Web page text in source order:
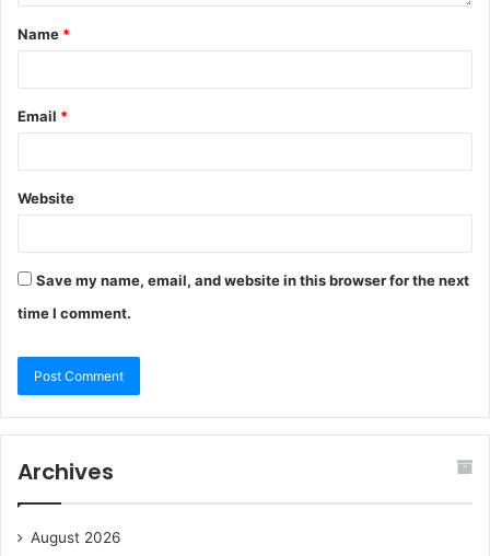
Name *
Email *
Website
Save my name, email, and website in this browser for the next
time I comment.
Archives
August 2026